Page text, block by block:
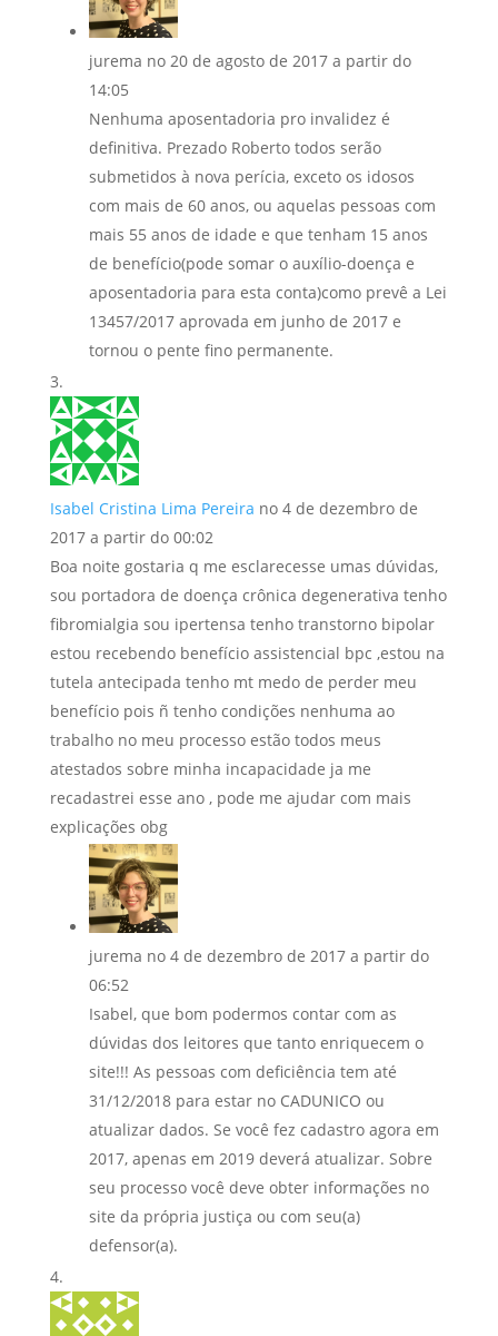
jurema no 20 de agosto de 2017 a partir do
14:05
Nenhuma aposentadoria pro invalidez é
definitiva. Prezado Roberto todos serão
submetidos à nova perícia, exceto os idosos
com mais de 60 anos, ou aquelas pessoas com
mais 55 anos de idade e que tenham 15 anos
de benefício(pode somar o auxílio-doença e
aposentadoria para esta conta)como prevê a Lei
13457/2017 aprovada em junho de 2017 e
tornou o pente fino permanente.
Isabel Cristina Lima Pereira no 4 de dezembro de
2017 a partir do 00:02
Boa noite gostaria q me esclarecesse umas dúvidas,
sou portadora de doença crônica degenerativa tenho
fibromialgia sou ipertensa tenho transtorno bipolar
estou recebendo benefício assistencial bpc ,estou na
tutela antecipada tenho mt medo de perder meu
benefício pois ñ tenho condições nenhuma ao
trabalho no meu processo estão todos meus
atestados sobre minha incapacidade ja me
recadastrei esse ano , pode me ajudar com mais
explicações obg
jurema no 4 de dezembro de 2017 a partir do
06:52
Isabel, que bom podermos contar com as
dúvidas dos leitores que tanto enriquecem o
site!!! As pessoas com deficiência tem até
31/12/2018 para estar no CADUNICO ou
atualizar dados. Se você fez cadastro agora em
2017, apenas em 2019 deverá atualizar. Sobre
seu processo você deve obter informações no
site da própria justiça ou com seu(a)
defensor(a).